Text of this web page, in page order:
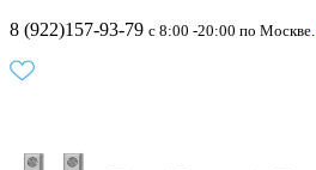
8 (922)157-93-79 c 8:00 -20:00 по Москве.